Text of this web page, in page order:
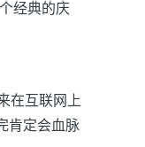
经典的庆
在互联网上
肯定会血脉